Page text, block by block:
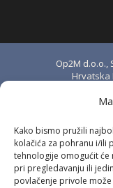
Kako bismo pružili
kolačića za pohranu i/ili
tehnologije omogućit će
pri pregledavanju ili
povlačenje privole
Op2M d.o.o.,
Hrvatska
u cijelosti.
IBAN: